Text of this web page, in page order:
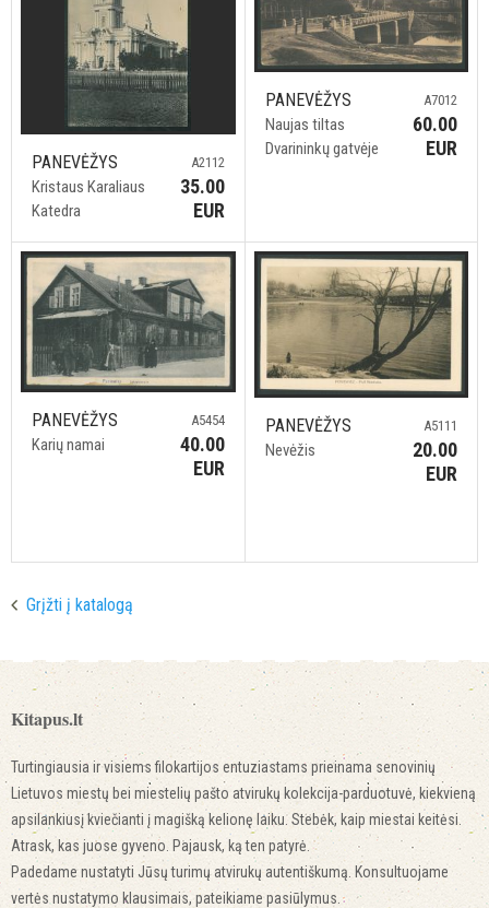
PANEVĖŽYS
Kristaus Karaliaus
Katedra
A2112
35.00
EUR
PANEVĖŽYS
Naujas tiltas
Dvarininkų gatvėje
A7012
60.00
EUR
PANEVĖŽYS
Karių namai
A5454
40.00
EUR
PANEVĖŽYS
Nevėžis
A5111
20.00
EUR
Grįžti į katalogą
Kitapus.lt
Turtingiausia ir visiems filokartijos entuziastams prieinama senovinių
Lietuvos miestų bei miestelių pašto atvirukų kolekcija-parduotuvė, kiekvieną
apsilankiusį kviečianti į magišką kelionę laiku. Stebėk, kaip miestai keitėsi.
Atrask, kas juose gyveno. Pajausk, ką ten patyrė.
Padedame nustatyti Jūsų turimų atvirukų autentiškumą. Konsultuojame
vertės nustatymo klausimais, pateikiame pasiūlymus.